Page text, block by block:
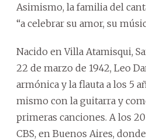
Asimismo, la familia del
“a celebrar su amor, su
Nacido en Villa Atamisqui,
22 de marzo de 1942, Leo
armónica y la flauta a los 5
mismo con la guitarra y
primeras canciones. A los
CBS, en Buenos Aires,